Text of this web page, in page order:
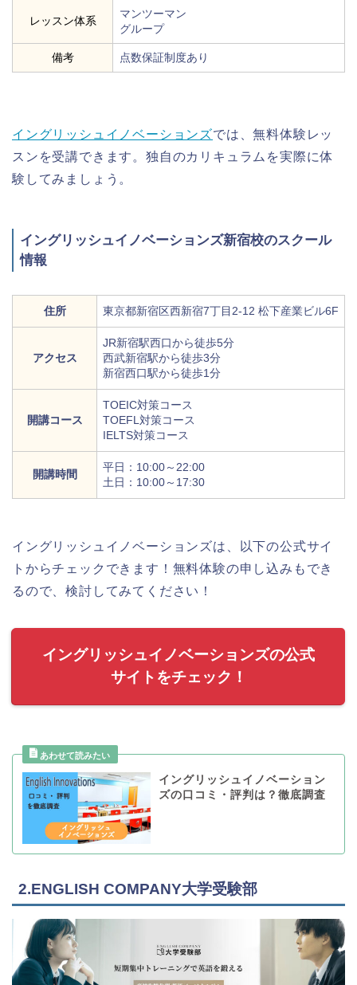
レッスン体系
マンツーマン
グループ
備考 点数保証制度あり
イングリッシュイノベーションズでは、無料体験レッ
スンを受講できます。独自のカリキュラムを実際に体
験してみましょう。
イングリッシュイノベーションズ新宿校のスクール
情報
住所 東京都新宿区西新宿7丁目2-12 松下産業ビル6F
アクセス
JR新宿駅西口から徒歩5分
西武新宿駅から徒歩3分
新宿西口駅から徒歩1分
開講コース
TOEIC対策コース
TOEFL対策コース
IELTS対策コース
開講時間
平日：10:00～22:00
土日：10:00～17:30
イングリッシュイノベーションズは、以下の公式サイ
トからチェックできます！無料体験の申し込みもでき
るので、検討してみてください！
イングリッシュイノベーションズの公式
サイトをチェック！
イングリッシュイノベーション
ズの口コミ・評判は？徹底調査
2.ENGLISH COMPANY大学受験部